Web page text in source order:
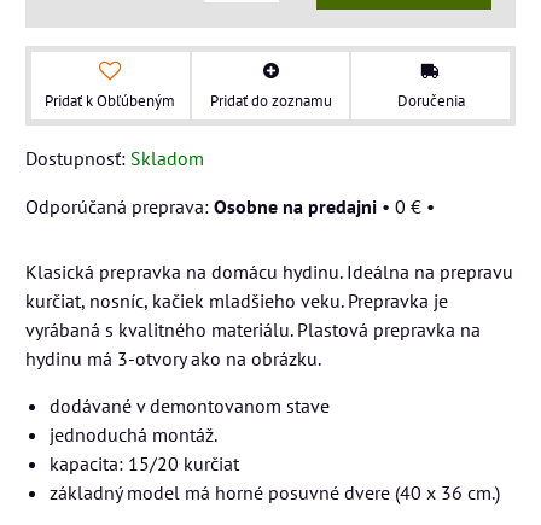
Pridať k Obľúbeným Pridať do zoznamu Doručenia
Dostupnosť: Skladom
Osobne na predajni • 0 € •
Klasická prepravka na domácu hydinu. Ideálna na prepravu
kurčiat, nosníc, kačiek mladšieho veku. Prepravka je
vyrábaná s kvalitného materiálu. Plastová prepravka na
hydinu má 3-otvory ako na obrázku.
dodávané v demontovanom stave
jednoduchá montáž.
kapacita: 15/20 kurčiat
základný model má horné posuvné dvere (40 x 36 cm.)